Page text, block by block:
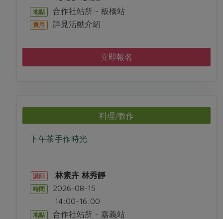
地點 合作社站所 - 板橋站
費用 詳見活動介紹
立即報名
料理/教作
下午茶手作時光
講師 林素卉 林秀靜
時間 2026-08-15
14:00-16:00
地點 合作社站所 - 嘉義站